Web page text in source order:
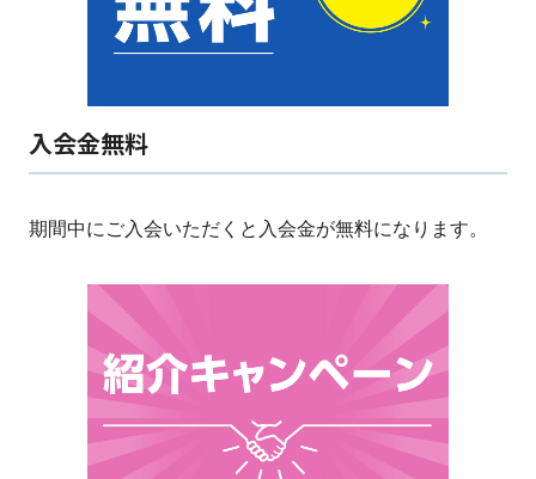
入会金無料
期間中にご入会いただくと入会金が無料になります。